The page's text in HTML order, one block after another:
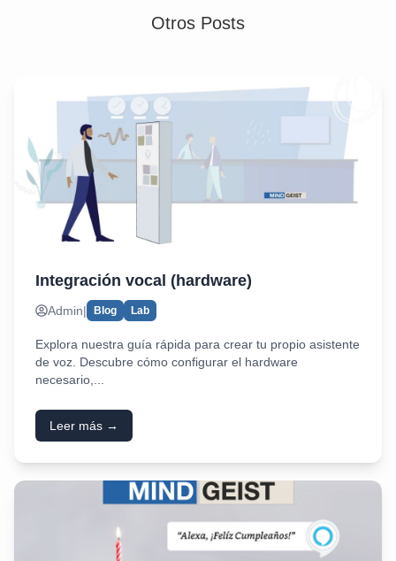
Otros Posts
Integración vocal (hardware)
Admin| Blog Lab
Explora nuestra guía rápida para crear tu propio asistente
de voz. Descubre cómo configurar el hardware
necesario,...
Leer más →